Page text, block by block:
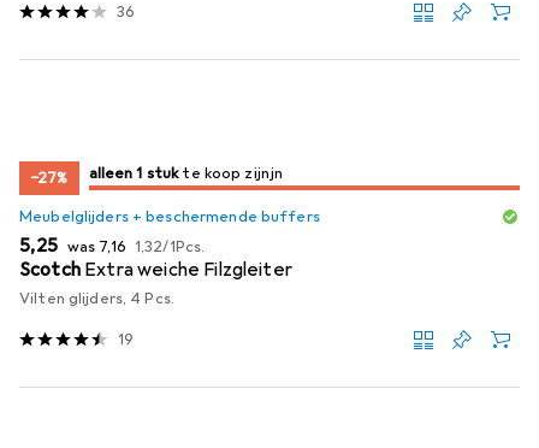
36
−27% slechts 1 item te koop zijn
alleen 1 stuk te koop zijn
Meubelglijders + beschermende buffers
EUR
5,25 was EUR
7,16 EUR
1,32/1Pcs.
Scotch Extra weiche Filzgleiter
Vilten glijders, 4 Pcs.
19